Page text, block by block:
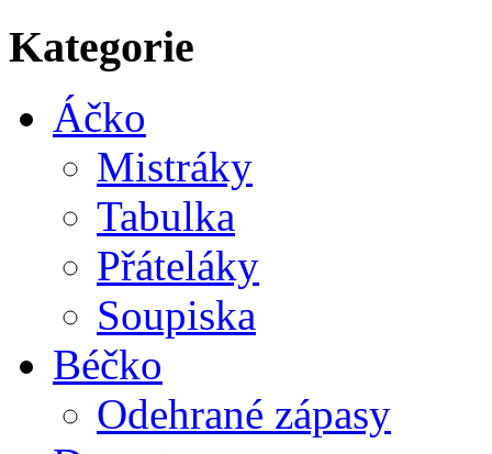
Kategorie
Áčko
Mistráky
Tabulka
Přáteláky
Soupiska
Béčko
Odehrané zápasy